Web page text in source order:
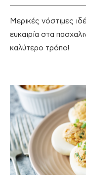
Μερικές νόστιμες
ευκαιρία στα
καλύτερο τρόπο!